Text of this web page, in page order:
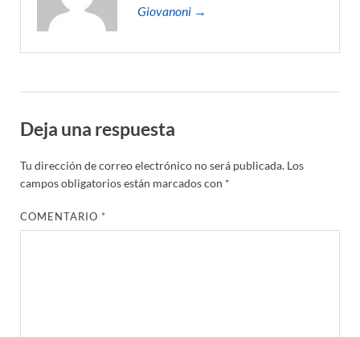
Giovanoni →
Deja una respuesta
Tu dirección de correo electrónico no será publicada. Los
campos obligatorios están marcados con *
COMENTARIO*